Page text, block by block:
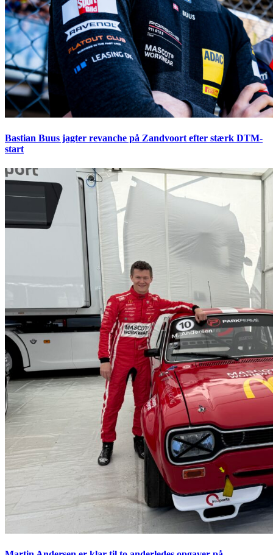
Bastian Buus jagter revanche på Zandvoort efter stærk DTM-
start